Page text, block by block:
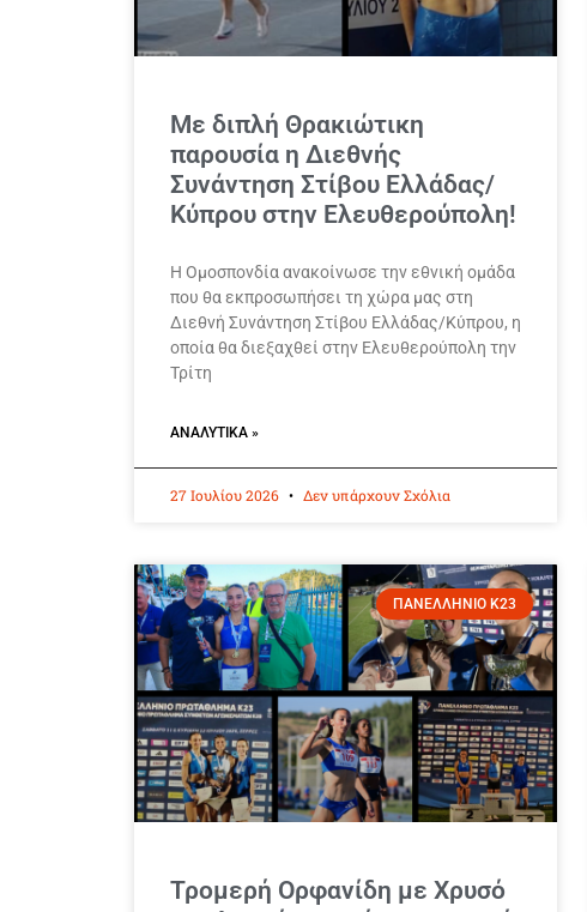
Με διπλή Θρακιώτικη
παρουσία η Διεθνής
Συνάντηση Στίβου Ελλάδας/
Κύπρου στην Ελευθερούπολη!
Η Ομοσπονδία ανακοίνωσε την εθνική ομάδα
που θα εκπροσωπήσει τη χώρα μας στη
Διεθνή Συνάντηση Στίβου Ελλάδας/Κύπρου, η
οποία θα διεξαχθεί στην Ελευθερούπολη την
Τρίτη
ΑΝΑΛΥΤΙΚΆ »
27 Ιουλίου 2026 Δεν υπάρχουν Σχόλια
ΠΑΝΕΛΛΗΝΙΟ Κ23
Τρομερή Ορφανίδη με Χρυσό